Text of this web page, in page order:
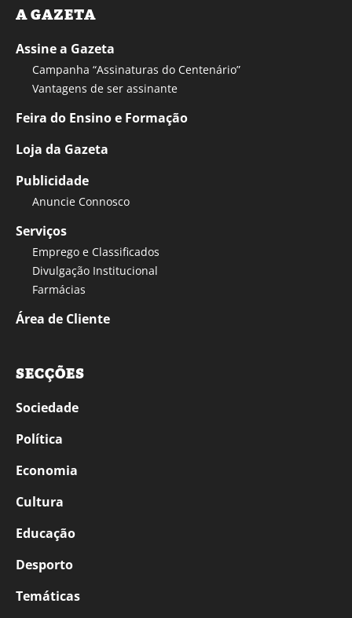
A GAZETA
Assine a Gazeta
Campanha “Assinaturas do Centenário”
Vantagens de ser assinante
Feira do Ensino e Formação
Loja da Gazeta
Publicidade
Anuncie Connosco
Serviços
Emprego e Classificados
Divulgação Institucional
Farmácias
Área de Cliente
SECÇÕES
Sociedade
Política
Economia
Cultura
Educação
Desporto
Temáticas